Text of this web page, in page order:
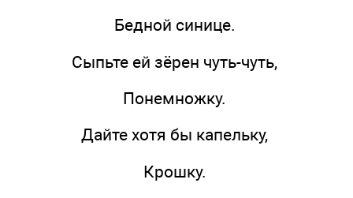
Бедной синице.
Сыпьте ей зёрен чуть-чуть,
Понемножку.
Дайте хотя бы капельку,
Крошку.